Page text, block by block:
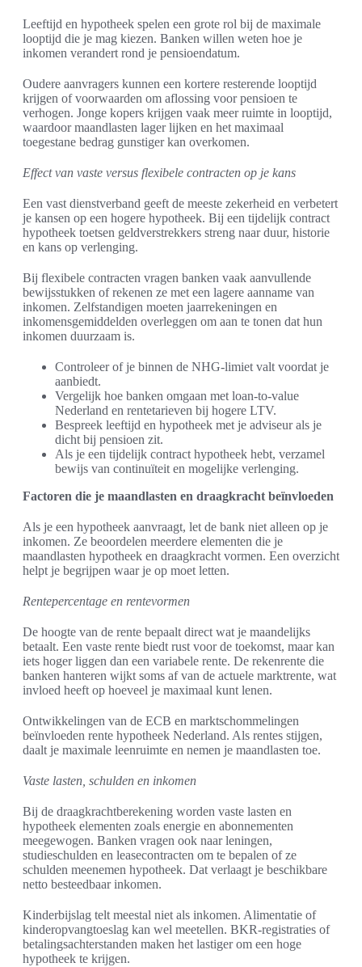
Leeftijd en hypotheek spelen een grote rol bij de maximale
looptijd die je mag kiezen. Banken willen weten hoe je
inkomen verandert rond je pensioendatum.
Oudere aanvragers kunnen een kortere resterende looptijd
krijgen of voorwaarden om aflossing voor pensioen te
verhogen. Jonge kopers krijgen vaak meer ruimte in looptijd,
waardoor maandlasten lager lijken en het maximaal
toegestane bedrag gunstiger kan overkomen.
Effect van vaste versus flexibele contracten op je kans
Een vast dienstverband geeft de meeste zekerheid en verbetert
je kansen op een hogere hypotheek. Bij een tijdelijk contract
hypotheek toetsen geldverstrekkers streng naar duur, historie
en kans op verlenging.
Bij flexibele contracten vragen banken vaak aanvullende
bewijsstukken of rekenen ze met een lagere aanname van
inkomen. Zelfstandigen moeten jaarrekeningen en
inkomensgemiddelden overleggen om aan te tonen dat hun
inkomen duurzaam is.
Controleer of je binnen de NHG-limiet valt voordat je
aanbiedt.
Vergelijk hoe banken omgaan met loan-to-value
Nederland en rentetarieven bij hogere LTV.
Bespreek leeftijd en hypotheek met je adviseur als je
dicht bij pensioen zit.
Als je een tijdelijk contract hypotheek hebt, verzamel
bewijs van continuïteit en mogelijke verlenging.
Factoren die je maandlasten en draagkracht beïnvloeden
Als je een hypotheek aanvraagt, let de bank niet alleen op je
inkomen. Ze beoordelen meerdere elementen die je
maandlasten hypotheek en draagkracht vormen. Een overzicht
helpt je begrijpen waar je op moet letten.
Rentepercentage en rentevormen
De hoogte van de rente bepaalt direct wat je maandelijks
betaalt. Een vaste rente biedt rust voor de toekomst, maar kan
iets hoger liggen dan een variabele rente. De rekenrente die
banken hanteren wijkt soms af van de actuele marktrente, wat
invloed heeft op hoeveel je maximaal kunt lenen.
Ontwikkelingen van de ECB en marktschommelingen
beïnvloeden rente hypotheek Nederland. Als rentes stijgen,
daalt je maximale leenruimte en nemen je maandlasten toe.
Vaste lasten, schulden en inkomen
Bij de draagkrachtberekening worden vaste lasten en
hypotheek elementen zoals energie en abonnementen
meegewogen. Banken vragen ook naar leningen,
studieschulden en leasecontracten om te bepalen of ze
schulden meenemen hypotheek. Dat verlaagt je beschikbare
netto besteedbaar inkomen.
Kinderbijslag telt meestal niet als inkomen. Alimentatie of
kinderopvangtoeslag kan wel meetellen. BKR-registraties of
betalingsachterstanden maken het lastiger om een hoge
hypotheek te krijgen.